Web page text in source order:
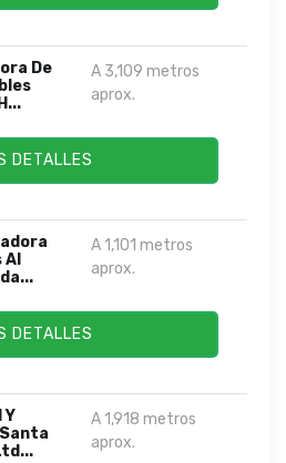
De
A 3,109 metros
aprox.
DETALLES
A 1,101 metros
aprox.
DETALLES
Y
A 1,918 metros
aprox.